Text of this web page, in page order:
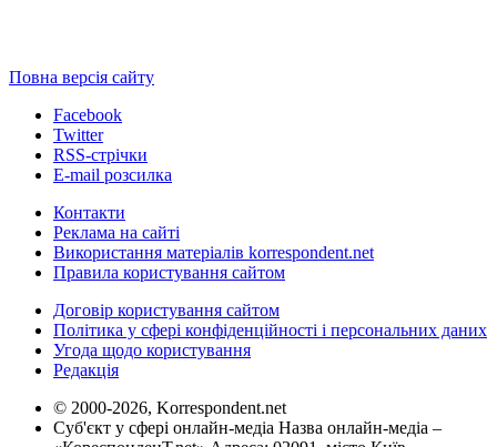
Повна версія сайту
Facebook
Twitter
RSS-стрічки
E-mail розсилка
Контакти
Реклама на сайті
Використання матеріалів korrespondent.net
Правила користування сайтом
Договір користування сайтом
Політика у сфері конфіденційності і персональних даних
Угода щодо користування
Редакція
© 2000-2026, Korrespondent.net
Суб'єкт у сфері онлайн-медіа Назва онлайн-медіа –